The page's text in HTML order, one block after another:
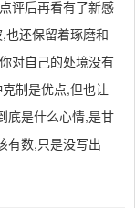
评后再看有了新感
也还保留着琢磨和
对自己的处境没有
制是优点,但也让
底是什么心情,是甘
数,只是没写出